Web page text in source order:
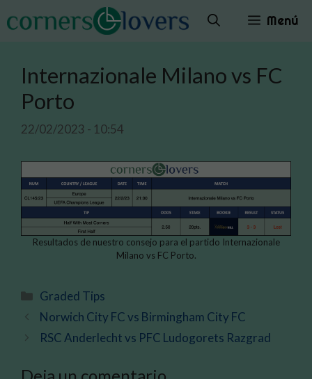
al
Menú
Internazionale Milano vs FC
Porto
22/02/2023 - 10:54
Resultados de nuestro consejo para el partido Internazionale
Milano vs FC Porto.
Categorías
Graded Tips
Norwich City FC vs Birmingham City FC
RSC Anderlecht vs PFC Ludogorets Razgrad